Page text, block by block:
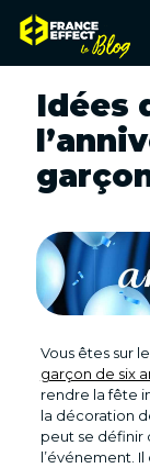
Idées
Vous êtes sur
garçon de six
rendre la fête
la décoration
peut se définir
l’événement.